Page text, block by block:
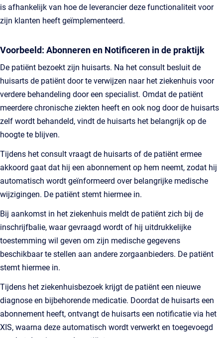
is afhankelijk van hoe de leverancier deze functionaliteit voor
zijn klanten heeft geïmplementeerd.
Voorbeeld: Abonneren en Notificeren in de praktijk
De patiënt bezoekt zijn huisarts. Na het consult besluit de
huisarts de patiënt door te verwijzen naar het ziekenhuis voor
verdere behandeling door een specialist. Omdat de patiënt
meerdere chronische ziekten heeft en ook nog door de huisarts
zelf wordt behandeld, vindt de huisarts het belangrijk op de
hoogte te blijven.
Tijdens het consult vraagt de huisarts of de patiënt ermee
akkoord gaat dat hij een abonnement op hem neemt, zodat hij
automatisch wordt geïnformeerd over belangrijke medische
wijzigingen. De patiënt stemt hiermee in.
Bij aankomst in het ziekenhuis meldt de patiënt zich bij de
inschrijfbalie, waar gevraagd wordt of hij uitdrukkelijke
toestemming wil geven om zijn medische gegevens
beschikbaar te stellen aan andere zorgaanbieders. De patiënt
stemt hiermee in.
Tijdens het ziekenhuisbezoek krijgt de patiënt een nieuwe
diagnose en bijbehorende medicatie. Doordat de huisarts een
abonnement heeft, ontvangt de huisarts een notificatie via het
XIS, waarna deze automatisch wordt verwerkt en toegevoegd